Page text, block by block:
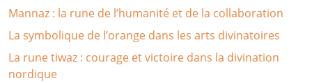
Mannaz : la rune de l’humanité et de la collaboration
La symbolique de l’orange dans les arts divinatoires
La rune tiwaz : courage et victoire dans la divination
nordique